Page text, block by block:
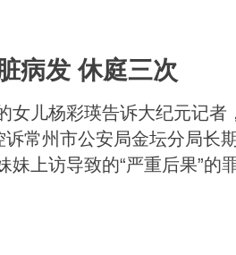
病发 休庭三次
女儿杨彩瑛告诉大纪元记
常州市公安局金坛分局长
妹上访导致的“严重后果”